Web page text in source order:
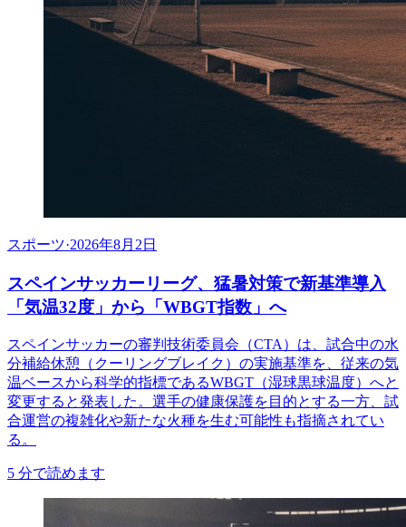
スポーツ·2026年8月2日
スペインサッカーリーグ、猛暑対策で新基準導入
「気温32度」から「WBGT指数」へ
スペインサッカーの審判技術委員会（CTA）は、試合中の水
分補給休憩（クーリングブレイク）の実施基準を、従来の気
温ベースから科学的指標であるWBGT（湿球黒球温度）へと
変更すると発表した。選手の健康保護を目的とする一方、試
合運営の複雑化や新たな火種を生む可能性も指摘されてい
る。
5 分で読めます